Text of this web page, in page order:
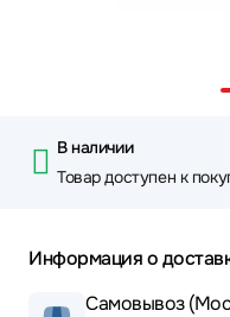
В наличии
Товар доступен к
Информация о
Самовывоз